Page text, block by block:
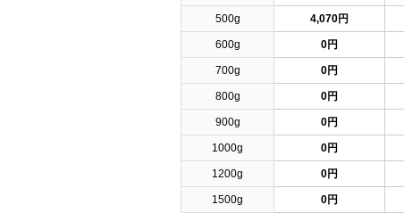
500g 4,070円
600g 0円
700g 0円
800g 0円
900g 0円
1000g 0円
1200g 0円
1500g 0円